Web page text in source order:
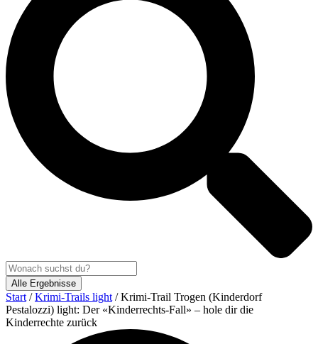
Alle Ergebnisse
Start/Krimi-Trails light/ Krimi-Trail Trogen (Kinderdorf
Pestalozzi) light: Der «Kinderrechts-Fall» – hole dir die
Kinderrechte zurück